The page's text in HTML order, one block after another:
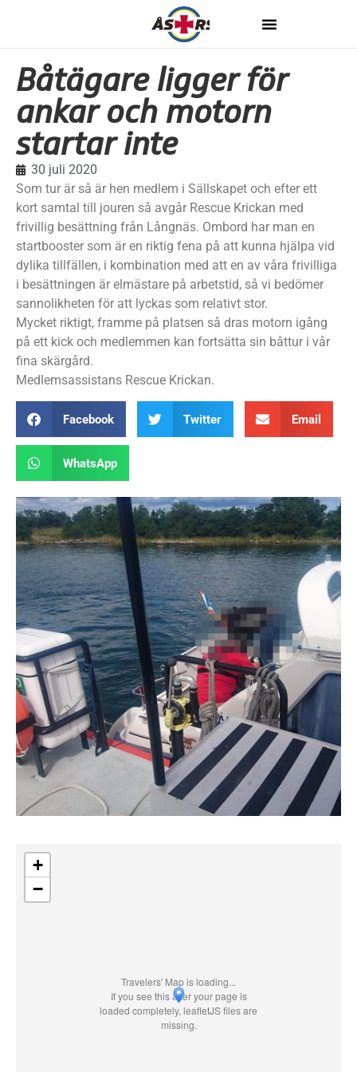
Båtägare ligger för
ankar och motorn
startar inte
30 juli 2020
Som tur är så är hen medlem i Sällskapet och efter ett
kort samtal till jouren så avgår Rescue Krickan med
frivillig besättning från Långnäs. Ombord har man en
startbooster som är en riktig fena på att kunna hjälpa vid
dylika tillfällen, i kombination med att en av våra frivilliga
i besättningen är elmästare på arbetstid, så vi bedömer
sannolikheten för att lyckas som relativt stor.
Mycket riktigt, framme på platsen så dras motorn igång
på ett kick och medlemmen kan fortsätta sin båttur i vår
fina skärgård.
Medlemsassistans Rescue Krickan.
Facebook Twitter Email
WhatsApp
Travelers' Map is loading...
If you see this after your page is
loaded completely, leafletJS files are
missing.
+
−